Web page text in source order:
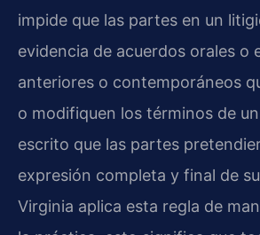
impide que las partes en un
evidencia de acuerdos orales o
anteriores o contemporáneos
o modifiquen los términos de
escrito que las partes
expresión completa y final de
Virginia aplica esta regla de